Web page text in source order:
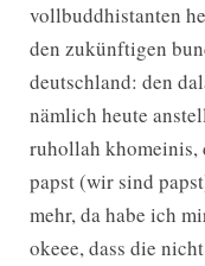
vollbuddhistanten
den zukünftigen
deutschland: den
nämlich heute
ruhollah khomeinis,
papst (wir sind
mehr, da habe ich
okeee, dass die